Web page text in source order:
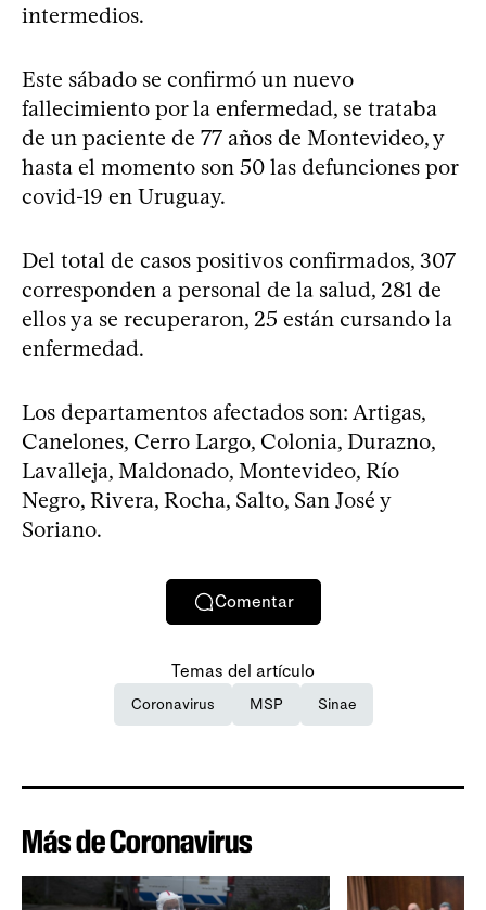
intermedios.
Este sábado se confirmó un nuevo
fallecimiento por la enfermedad, se trataba
de un paciente de 77 años de Montevideo, y
hasta el momento son 50 las defunciones por
covid-19 en Uruguay.
Del total de casos positivos confirmados, 307
corresponden a personal de la salud, 281 de
ellos ya se recuperaron, 25 están cursando la
enfermedad.
Los departamentos afectados son: Artigas,
Canelones, Cerro Largo, Colonia, Durazno,
Lavalleja, Maldonado, Montevideo, Río
Negro, Rivera, Rocha, Salto, San José y
Soriano.
Comentar
Temas del artículo
Coronavirus MSP Sinae
Más de Coronavirus